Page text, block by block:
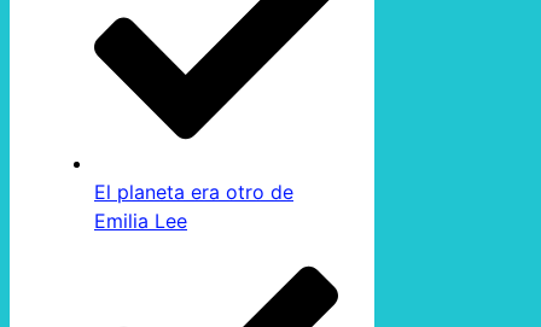
El planeta era otro de
Emilia Lee